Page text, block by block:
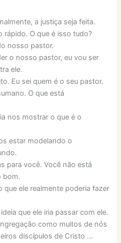
a justiça seja feita.
rápido. O que é isso tudo?
nosso pastor.
o nosso pastor, eu vou ser
ele.
Eu sei quem é o seu pastor.
O que está
nos mostrar o que é o
estar modelando o
para você. Você não está
bom.
que ele realmente poderia fazer
que ele iria passar com ele.
como muitos de nós
discípulos de Cristo …